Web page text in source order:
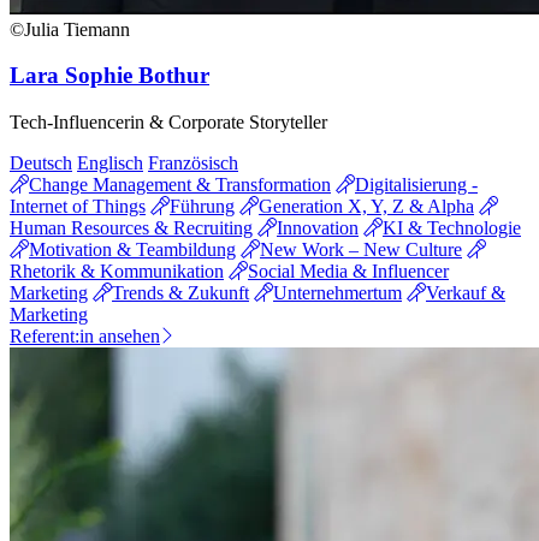
©Julia Tiemann
Lara Sophie Bothur
Tech-Influencerin & Corporate Storyteller
Deutsch Englisch Französisch
Change Management & Transformation
Digitalisierung -
Internet of Things
Führung
Generation X, Y, Z & Alpha
Human Resources & Recruiting
Innovation
KI & Technologie
Motivation & Teambildung
New Work – New Culture
Rhetorik & Kommunikation
Social Media & Influencer
Marketing
Trends & Zukunft Unternehmertum
Verkauf &
Marketing
Referent:in ansehen